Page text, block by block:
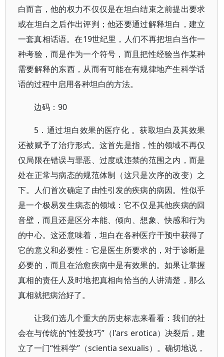
白而言，他的权力不仅仅是在坦白结束之前提出要求
或在坦白之后作出评判；他还要通过解释坦白，建立
一套真相话语。在19世纪里，人们不再把坦白当作一
种考验，而是作为一个符号，而且把性经验当作某种
需要解释的东西，从而有可能在有规律地产生科学话
语的过程中启用各种坦白的方法。
边码：90
5．通过坦白效果的医疗化 。获取坦白及其效果
还被赋予了治疗形式。这首先是指，性的领域不再仅
仅局限在错误与罪恶、过度或违禁的范围之内，而是
处在正常与病态的规范体制（这只是次序的改变）之
下。人们首次确定了由性引发的疾病的病因。性似乎
是一个极易发生病态的领域：它不仅是其他疾病的回
音壁，而且还是区分本能、倾向、想象、快感和行为
的中心。这还意味着，坦白在各种医疗干预中获得了
它的意义和必要性：它是医生所要求的，对于诊断是
必要的，而且在治愈疾病中是有效果的。如果让掌握
真相的责任人及时地把真相向恰当的人讲清楚，那么
真相就把病治好了。
让我们选几个重大的历史标志来看看：我们的社
会在与传统的“性爱技巧”（l'ars erotica）决裂后，建
立了一门“性科学”（scientia sexualis）。确切地说，